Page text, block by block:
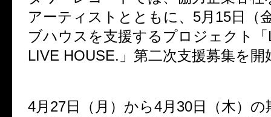
アーティストとともに、5月15日（
ブハウスを支援するプロジェクト
LIVE HOUSE.」第二次支援募集を開
4月27日（月）から4月30日（木）